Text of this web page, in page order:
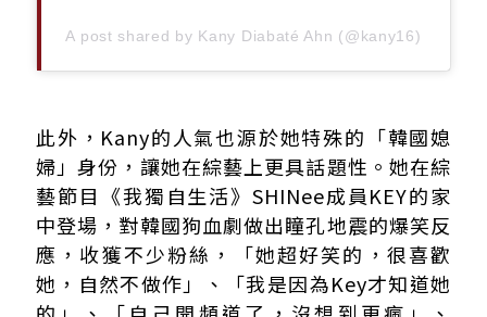
A post shared by Kany Diabaté Ahn (@kany16)
此外，Kany的人氣也源於她特殊的「韓國媳
婦」身份，讓她在綜藝上更具話題性。她在綜
藝節目《我獨自生活》SHINee成員KEY的家
中登場，對韓國狗血劇做出瞳孔地震的爆笑反
應，收獲不少粉絲，「她超好笑的，很喜歡
她，自然不做作」、「我是因為Key才知道她